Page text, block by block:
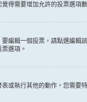
得需要增加允許的投票選項
編輯一個投票，請點選編
選項。
或執行其他的動作，您需要